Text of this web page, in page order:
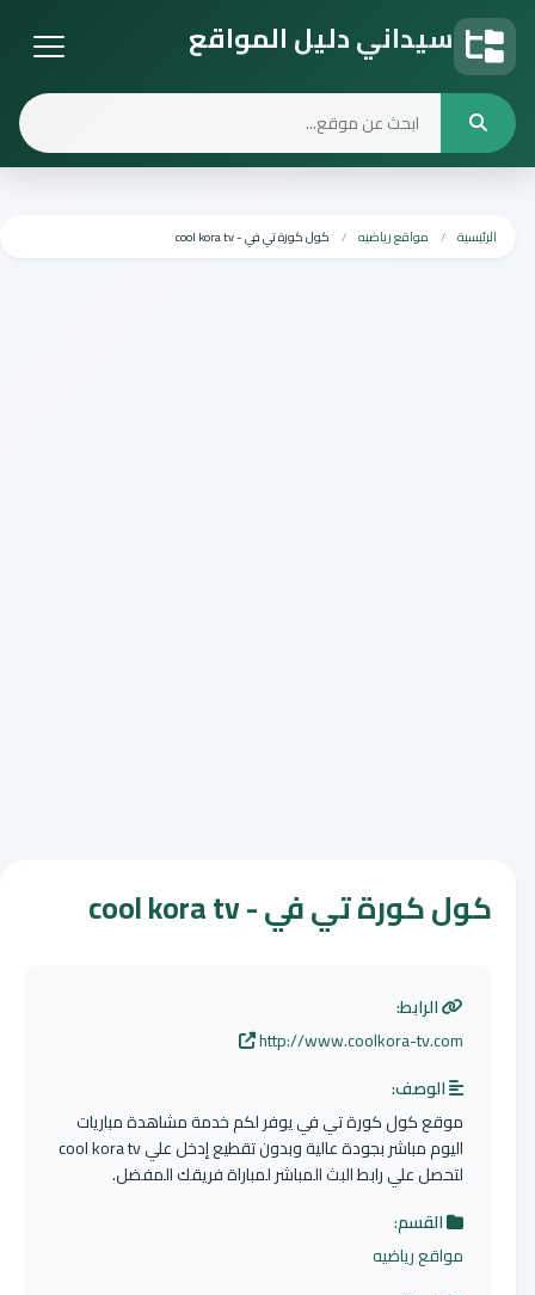
سيداني دليل المواقع
الرئيسية مواقع رياضيه كول كورة تي في - cool kora tv
كول كورة تي في - cool kora tv
الرابط:
http://www.coolkora-tv.com
الوصف:
موقع كول كورة تي في يوفر لكم خدمة مشاهدة مباريات
اليوم مباشر بجودة عالية وبدون تقطيع إدخل علي cool kora tv
لتحصل علي رابط البث المباشر لمباراة فريقك المفضل.
القسم:
مواقع رياضيه